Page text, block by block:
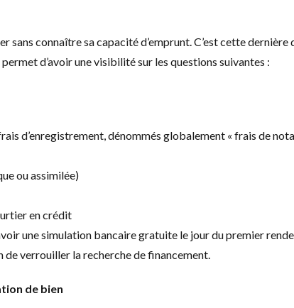
sans connaître sa capacité d’emprunt. C’est cette
d’avoir une visibilité sur les questions suivantes :
d’enregistrement, dénommés globalement « frais de
ou assimilée)
en crédit
une simulation bancaire gratuite le jour du premier
de verrouiller la recherche de financement.
de bien